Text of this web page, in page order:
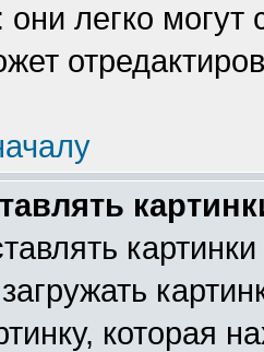
они легко
которая